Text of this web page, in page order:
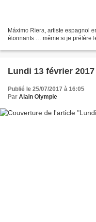
Máximo Riera, artiste espagnol
étonnants … même si je préfère
Lundi 13 février 2017
Publié le 25/07/2017 à 16:05
Par Alain Olympie